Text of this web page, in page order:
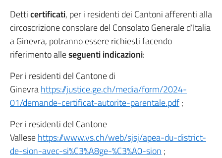
Detticertificati, per i residenti dei Cantoni afferenti alla
circoscrizione consolare del Consolato Generale d’Italia
a Ginevra, potranno essere richiesti facendo
riferimento alleseguenti indicazioni:
Per i residenti del Cantone di
Ginevrahttps://justice.ge.ch/media/form/2024-
01/demande-certificat-autorite-parentale.pdf;
Per i residenti del Cantone
Vallesehttps://www.vs.ch/web/sjsj/apea-du-district-
de-sion-avec-si%C3%A8ge-%C3%A0-sion ;